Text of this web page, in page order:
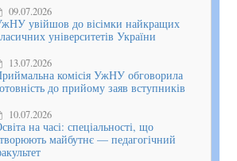
09.07.2026
увійшов до вісімки найкращих
університетів України
13.07.2026
комісія УжНУ обговорила
до прийому заяв вступників
10.07.2026
на часі: спеціальності, що
майбутнє — педагогічний